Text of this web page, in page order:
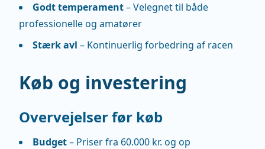
Godt temperament– Velegnet til både
professionelle og amatører
Stærk avl – Kontinuerlig forbedring af racen
Køb og investering
Overvejelser før køb
Budget– Priser fra 60.000 kr. og op